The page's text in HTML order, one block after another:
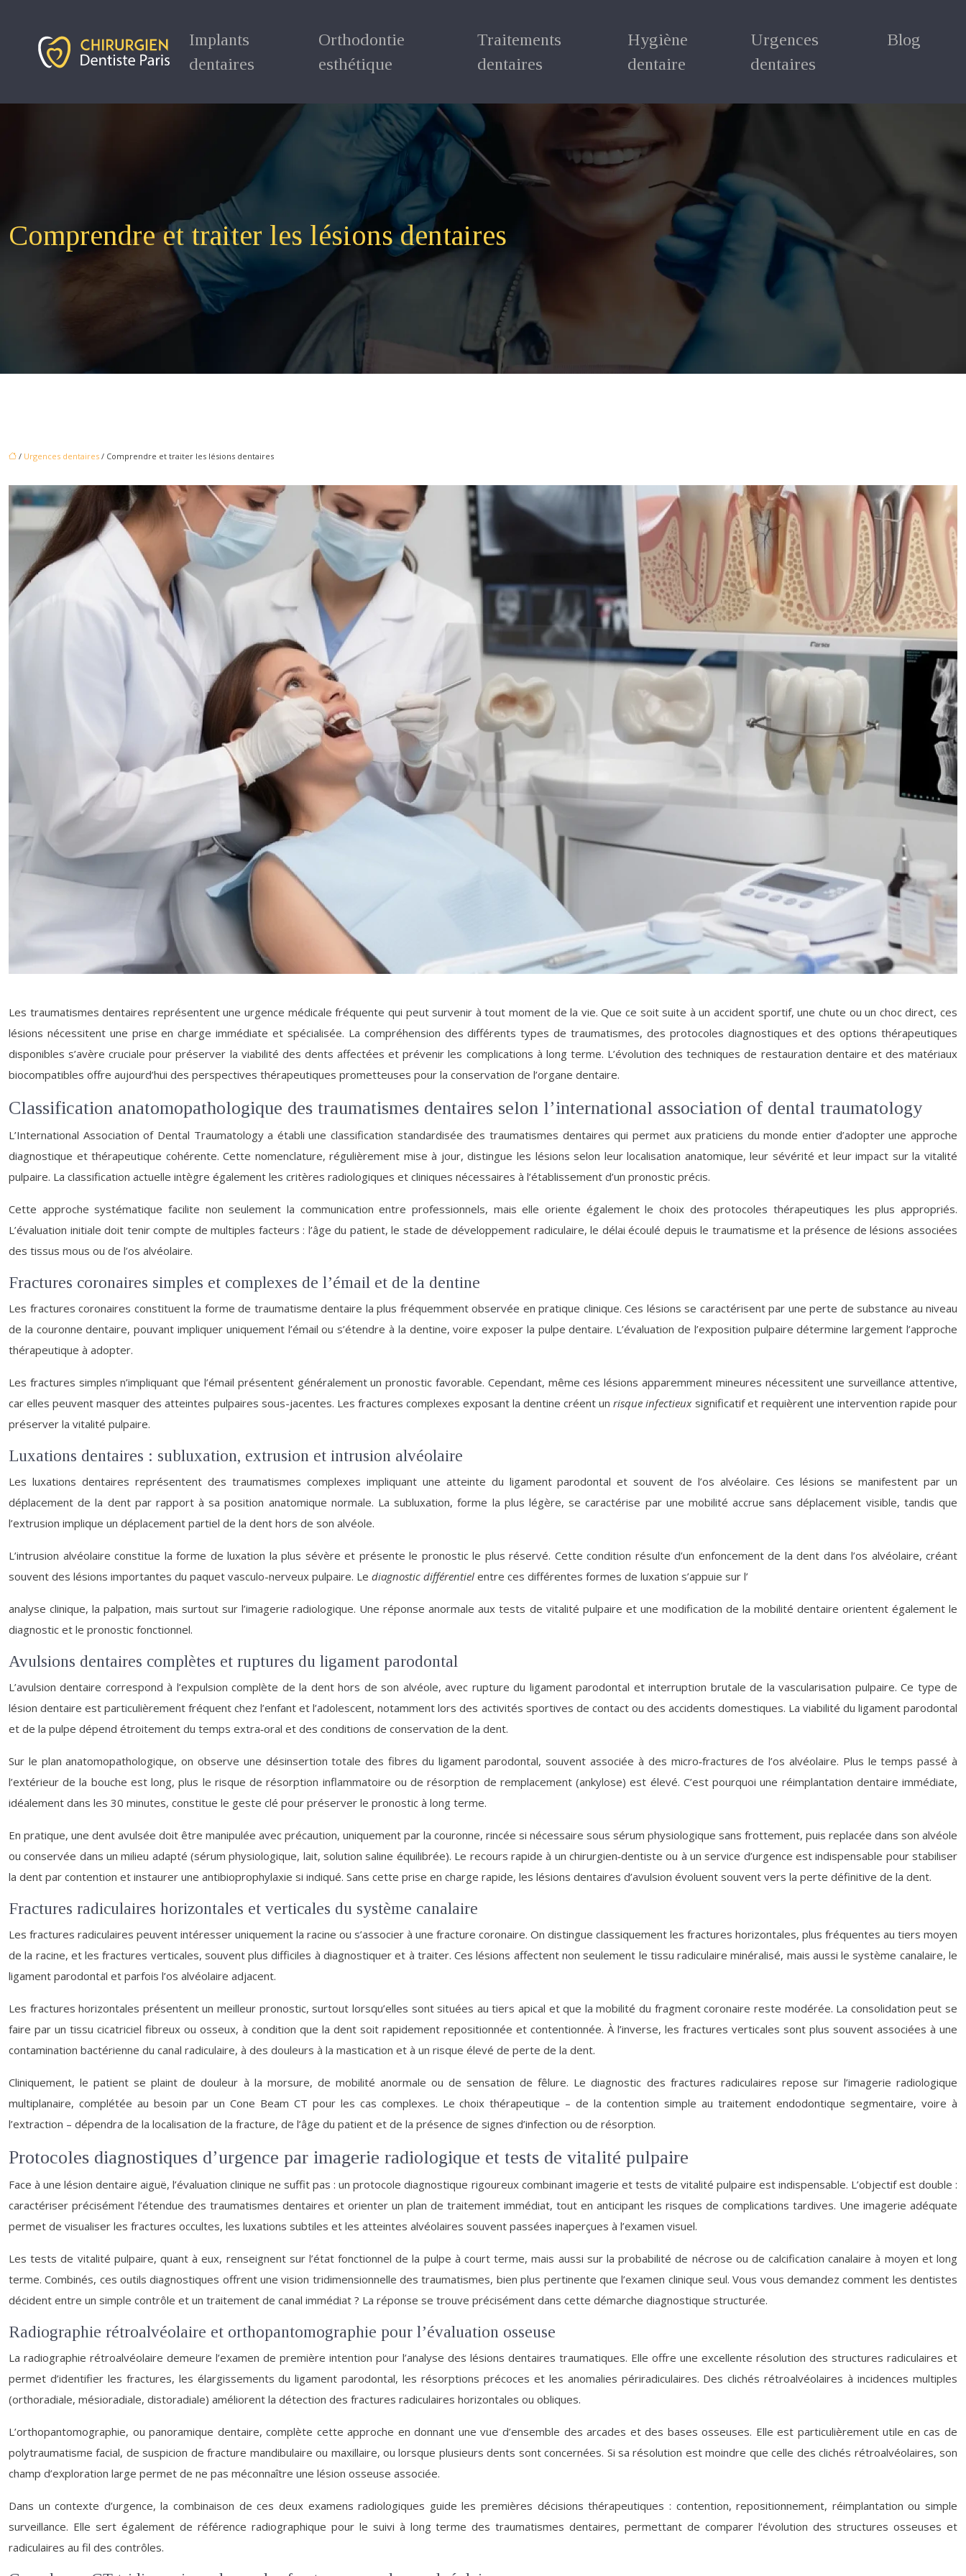
Implants
dentaires
Orthodontie
esthétique
Traitements
dentaires
Hygiène
dentaire
Urgences
dentaires
Blog
Comprendre et traiter les lésions dentaires
/ Urgences dentaires / Comprendre et traiter les lésions dentaires
Les traumatismes dentaires représentent une urgence médicale fréquente qui peut survenir à tout moment de la vie. Que ce soit suite à un accident sportif, une chute ou un choc direct, ces
lésions nécessitent une prise en charge immédiate et spécialisée. La compréhension des différents types de traumatismes, des protocoles diagnostiques et des options thérapeutiques
disponibles s’avère cruciale pour préserver la viabilité des dents affectées et prévenir les complications à long terme. L’évolution des techniques de restauration dentaire et des matériaux
biocompatibles offre aujourd’hui des perspectives thérapeutiques prometteuses pour la conservation de l’organe dentaire.
Classification anatomopathologique des traumatismes dentaires selon l’international association of dental traumatology
L’International Association of Dental Traumatology a établi une classification standardisée des traumatismes dentaires qui permet aux praticiens du monde entier d’adopter une approche
diagnostique et thérapeutique cohérente. Cette nomenclature, régulièrement mise à jour, distingue les lésions selon leur localisation anatomique, leur sévérité et leur impact sur la vitalité
pulpaire. La classification actuelle intègre également les critères radiologiques et cliniques nécessaires à l’établissement d’un pronostic précis.
Cette approche systématique facilite non seulement la communication entre professionnels, mais elle oriente également le choix des protocoles thérapeutiques les plus appropriés.
L’évaluation initiale doit tenir compte de multiples facteurs : l’âge du patient, le stade de développement radiculaire, le délai écoulé depuis le traumatisme et la présence de lésions associées
des tissus mous ou de l’os alvéolaire.
Fractures coronaires simples et complexes de l’émail et de la dentine
Les fractures coronaires constituent la forme de traumatisme dentaire la plus fréquemment observée en pratique clinique. Ces lésions se caractérisent par une perte de substance au niveau
de la couronne dentaire, pouvant impliquer uniquement l’émail ou s’étendre à la dentine, voire exposer la pulpe dentaire. L’évaluation de l’exposition pulpaire détermine largement l’approche
thérapeutique à adopter.
Les fractures simples n’impliquant que l’émail présentent généralement un pronostic favorable. Cependant, même ces lésions apparemment mineures nécessitent une surveillance attentive,
car elles peuvent masquer des atteintes pulpaires sous-jacentes. Les fractures complexes exposant la dentine créent unrisque infectieuxsignificatif et requièrent une intervention rapide pour
préserver la vitalité pulpaire.
Luxations dentaires : subluxation, extrusion et intrusion alvéolaire
Les luxations dentaires représentent des traumatismes complexes impliquant une atteinte du ligament parodontal et souvent de l’os alvéolaire. Ces lésions se manifestent par un
déplacement de la dent par rapport à sa position anatomique normale. La subluxation, forme la plus légère, se caractérise par une mobilité accrue sans déplacement visible, tandis que
l’extrusion implique un déplacement partiel de la dent hors de son alvéole.
L’intrusion alvéolaire constitue la forme de luxation la plus sévère et présente le pronostic le plus réservé. Cette condition résulte d’un enfoncement de la dent dans l’os alvéolaire, créant
souvent des lésions importantes du paquet vasculo-nerveux pulpaire. Le diagnostic différentiel entre ces différentes formes de luxation s’appuie sur l’
analyse clinique, la palpation, mais surtout sur l’imagerie radiologique. Une réponse anormale aux tests de vitalité pulpaire et une modification de la mobilité dentaire orientent également le
diagnostic et le pronostic fonctionnel.
Avulsions dentaires complètes et ruptures du ligament parodontal
L’avulsion dentaire correspond à l’expulsion complète de la dent hors de son alvéole, avec rupture du ligament parodontal et interruption brutale de la vascularisation pulpaire. Ce type de
lésion dentaire est particulièrement fréquent chez l’enfant et l’adolescent, notamment lors des activités sportives de contact ou des accidents domestiques. La viabilité du ligament parodontal
et de la pulpe dépend étroitement du temps extra‑oral et des conditions de conservation de la dent.
Sur le plan anatomopathologique, on observe une désinsertion totale des fibres du ligament parodontal, souvent associée à des micro‑fractures de l’os alvéolaire. Plus le temps passé à
l’extérieur de la bouche est long, plus le risque de résorption inflammatoire ou de résorption de remplacement (ankylose) est élevé. C’est pourquoi une réimplantation dentaire immédiate,
idéalement dans les 30 minutes, constitue le geste clé pour préserver le pronostic à long terme.
En pratique, une dent avulsée doit être manipulée avec précaution, uniquement par la couronne, rincée si nécessaire sous sérum physiologique sans frottement, puis replacée dans son alvéole
ou conservée dans un milieu adapté (sérum physiologique, lait, solution saline équilibrée). Le recours rapide à un chirurgien‑dentiste ou à un service d’urgence est indispensable pour stabiliser
la dent par contention et instaurer une antibioprophylaxie si indiqué. Sans cette prise en charge rapide, les lésions dentaires d’avulsion évoluent souvent vers la perte définitive de la dent.
Fractures radiculaires horizontales et verticales du système canalaire
Les fractures radiculaires peuvent intéresser uniquement la racine ou s’associer à une fracture coronaire. On distingue classiquement les fractures horizontales, plus fréquentes au tiers moyen
de la racine, et les fractures verticales, souvent plus difficiles à diagnostiquer et à traiter. Ces lésions affectent non seulement le tissu radiculaire minéralisé, mais aussi le système canalaire, le
ligament parodontal et parfois l’os alvéolaire adjacent.
Les fractures horizontales présentent un meilleur pronostic, surtout lorsqu’elles sont situées au tiers apical et que la mobilité du fragment coronaire reste modérée. La consolidation peut se
faire par un tissu cicatriciel fibreux ou osseux, à condition que la dent soit rapidement repositionnée et contentionnée. À l’inverse, les fractures verticales sont plus souvent associées à une
contamination bactérienne du canal radiculaire, à des douleurs à la mastication et à un risque élevé de perte de la dent.
Cliniquement, le patient se plaint de douleur à la morsure, de mobilité anormale ou de sensation de fêlure. Le diagnostic des fractures radiculaires repose sur l’imagerie radiologique
multiplanaire, complétée au besoin par un Cone Beam CT pour les cas complexes. Le choix thérapeutique – de la contention simple au traitement endodontique segmentaire, voire à
l’extraction – dépendra de la localisation de la fracture, de l’âge du patient et de la présence de signes d’infection ou de résorption.
Protocoles diagnostiques d’urgence par imagerie radiologique et tests de vitalité pulpaire
Face à une lésion dentaire aiguë, l’évaluation clinique ne suffit pas : un protocole diagnostique rigoureux combinant imagerie et tests de vitalité pulpaire est indispensable. L’objectif est double :
caractériser précisément l’étendue des traumatismes dentaires et orienter un plan de traitement immédiat, tout en anticipant les risques de complications tardives. Une imagerie adéquate
permet de visualiser les fractures occultes, les luxations subtiles et les atteintes alvéolaires souvent passées inaperçues à l’examen visuel.
Les tests de vitalité pulpaire, quant à eux, renseignent sur l’état fonctionnel de la pulpe à court terme, mais aussi sur la probabilité de nécrose ou de calcification canalaire à moyen et long
terme. Combinés, ces outils diagnostiques offrent une vision tridimensionnelle des traumatismes, bien plus pertinente que l’examen clinique seul. Vous vous demandez comment les dentistes
décident entre un simple contrôle et un traitement de canal immédiat ? La réponse se trouve précisément dans cette démarche diagnostique structurée.
Radiographie rétroalvéolaire et orthopantomographie pour l’évaluation osseuse
La radiographie rétroalvéolaire demeure l’examen de première intention pour l’analyse des lésions dentaires traumatiques. Elle offre une excellente résolution des structures radiculaires et
permet d’identifier les fractures, les élargissements du ligament parodontal, les résorptions précoces et les anomalies périradiculaires. Des clichés rétroalvéolaires à incidences multiples
(orthoradiale, mésioradiale, distoradiale) améliorent la détection des fractures radiculaires horizontales ou obliques.
L’orthopantomographie, ou panoramique dentaire, complète cette approche en donnant une vue d’ensemble des arcades et des bases osseuses. Elle est particulièrement utile en cas de
polytraumatisme facial, de suspicion de fracture mandibulaire ou maxillaire, ou lorsque plusieurs dents sont concernées. Si sa résolution est moindre que celle des clichés rétroalvéolaires, son
champ d’exploration large permet de ne pas méconnaître une lésion osseuse associée.
Dans un contexte d’urgence, la combinaison de ces deux examens radiologiques guide les premières décisions thérapeutiques : contention, repositionnement, réimplantation ou simple
surveillance. Elle sert également de référence radiographique pour le suivi à long terme des traumatismes dentaires, permettant de comparer l’évolution des structures osseuses et
radiculaires au fil des contrôles.